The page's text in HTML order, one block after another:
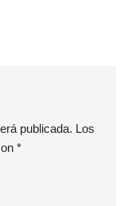
publicada. Los
*